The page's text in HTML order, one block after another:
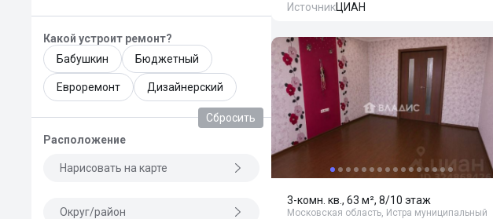
Какой устроит ремонт?
Бабушкин
Бюджетный
Евроремонт Дизайнерский
Сбросить
Расположение
Нарисовать на карте
Округ/район
ИсточникЦИАН
3-комн. кв., 63 м², 8/10 этаж
Московская область, Истра муниципальный